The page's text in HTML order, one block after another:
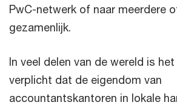
PwC-netwerk of naar meerdere
gezamenlijk.
In veel delen van de wereld is
verplicht dat de eigendom van
accountantskantoren in lokale